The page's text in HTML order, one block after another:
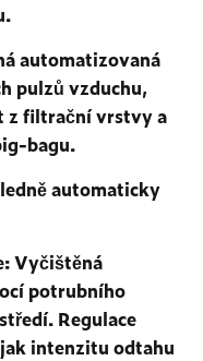
automatizovaná
pulzů vzduchu,
z filtrační vrstvy a
bagu.
automaticky
Vyčištěná
potrubního
Regulace
intenzitu odtahu